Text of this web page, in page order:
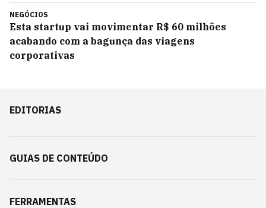
NEGÓCIOS
Esta startup vai movimentar R$ 60 milhões
acabando com a bagunça das viagens
corporativas
EDITORIAS
GUIAS DE CONTEÚDO
FERRAMENTAS